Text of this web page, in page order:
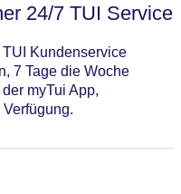
24/7 TUI Service
Kundenservice
7 Tage die Woche
myTui App,